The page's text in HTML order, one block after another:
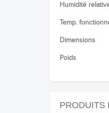
Humidité
Temp.
Dimensions
Poids
PRODUITS